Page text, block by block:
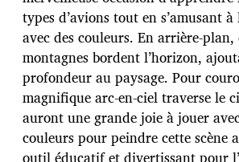
c
a
t
i
o
n
types d’avions tout en s’amusant
avec des couleurs. En arrière-plan,
montagnes bordent l’horizon,
profondeur au paysage. Pour
magnifique arc-en-ciel traverse le
auront une grande joie à jouer
couleurs pour peindre cette scène
outil éducatif et divertissant pour